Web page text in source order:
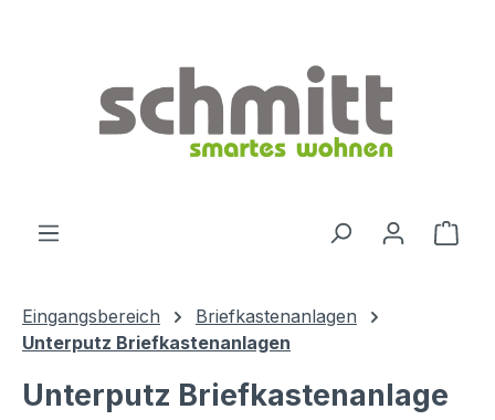
Eingangsbereich
Briefkastenanlagen
Unterputz Briefkastenanlagen
Unterputz Briefkastenanlage